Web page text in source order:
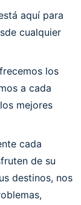
aquí para
cualquier
los
a cada
mejores
cada
de su
destinos, nos